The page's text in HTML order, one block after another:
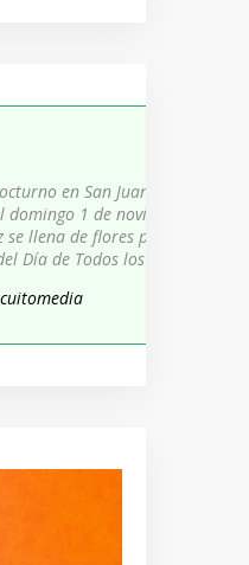
en San Juan
domingo 1 de noviembre,
se llena de flores para
Día de Todos los Santos!